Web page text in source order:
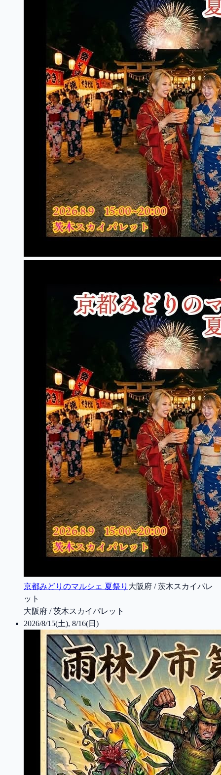
京都みどりのマルシェ 夏祭り 大阪府 / 茨木スカイパレ
ット
大阪府 / 茨木スカイパレット
2026/8/15(土), 8/16(日)